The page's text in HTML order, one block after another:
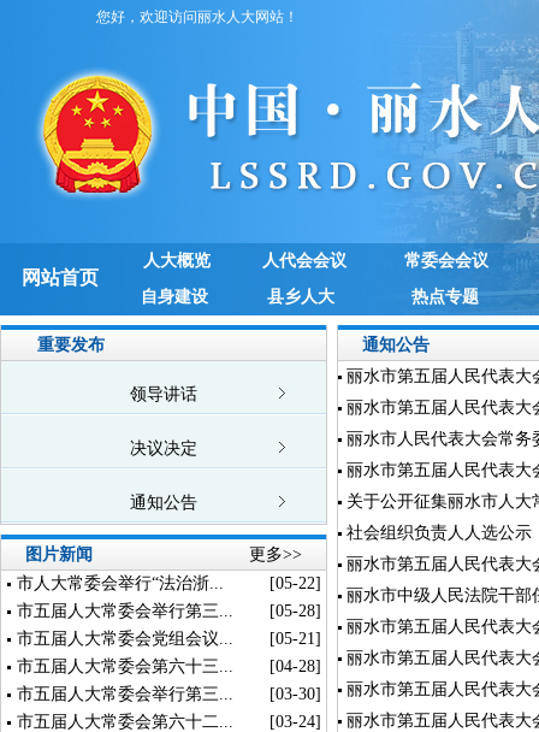
您好，欢迎访问丽水人大网站！
网站首页
人大概览 人代会会议
常委会会议
自身建设
县乡人大 热点专题
重要发布
领导讲话
决议决定
通知公告
图片新闻
更多>>
市人大常委会举行“法治浙...
[05-22]
市五届人大常委会举行第三...
[05-28]
市五届人大常委会党组会议...
[05-21]
市五届人大常委会第六十三...
[04-28]
市五届人大常委会举行第三...
[03-30]
市五届人大常委会第六十二...
[03-24]
通知公告
丽水市第五届人民代表大
丽水市第五届人民代表大
丽水市人民代表大会常务
丽水市第五届人民代表大
关于公开征集丽水市人大
社会组织负责人人选公示
丽水市第五届人民代表大
丽水市中级人民法院干部
丽水市第五届人民代表
丽水市第五届人民代表大
丽水市第五届人民代表大
丽水市第五届人民代表大